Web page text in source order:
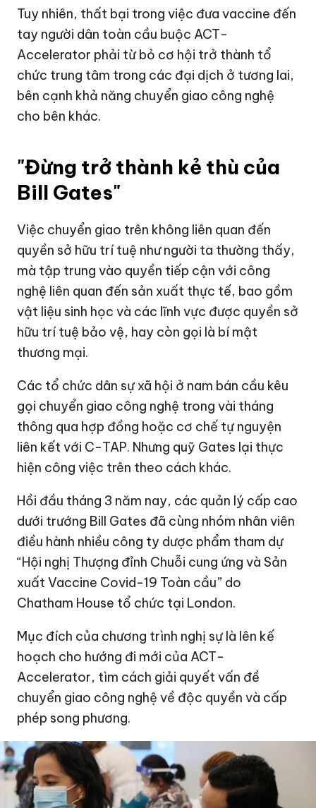
Tuy nhiên, thất bại trong việc đưa vaccine đến
tay người dân toàn cầu buộc ACT-
Accelerator phải từ bỏ cơ hội trở thành tổ
chức trung tâm trong các đại dịch ở tương lai,
bên cạnh khả năng chuyển giao công nghệ
cho bên khác.
"Đừng trở thành kẻ thù của
Bill Gates"
Việc chuyển giao trên không liên quan đến
quyền sở hữu trí tuệ như người ta thường thấy,
mà tập trung vào quyền tiếp cận với công
nghệ liên quan đến sản xuất thực tế, bao gồm
vật liệu sinh học và các lĩnh vực được quyền sở
hữu trí tuệ bảo vệ, hay còn gọi là bí mật
thương mại.
Các tổ chức dân sự xã hội ở nam bán cầu kêu
gọi chuyển giao công nghệ trong vài tháng
thông qua hợp đồng hoặc cơ chế tự nguyện
liên kết với C-TAP. Nhưng quỹ Gates lại thực
hiện công việc trên theo cách khác.
Hồi đầu tháng 3 năm nay, các quản lý cấp cao
dưới trướng Bill Gates đã cùng nhóm nhân viên
điều hành nhiều công ty dược phẩm tham dự
“Hội nghị Thượng đỉnh Chuỗi cung ứng và Sản
xuất Vaccine Covid-19 Toàn cầu” do
Chatham House tổ chức tại London.
Mục đích của chương trình nghị sự là lên kế
hoạch cho hướng đi mới của ACT-
Accelerator, tìm cách giải quyết vấn đề
chuyển giao công nghệ về độc quyền và cấp
phép song phương.